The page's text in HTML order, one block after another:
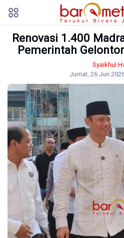
Renovasi 1.400
Pemerintah
Syaikhul
Jumat, 26 Jun